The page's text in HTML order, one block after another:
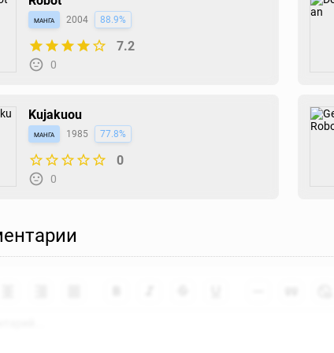
манга 2004 88.9%
7.2
0
Kujakuou
манга 1985 77.8%
0
0